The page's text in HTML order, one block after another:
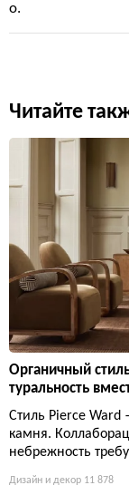
о.
Читайте
Органичный
туральность
Стиль Pierce
камня.
небрежность
Дизайн и декор 11 878